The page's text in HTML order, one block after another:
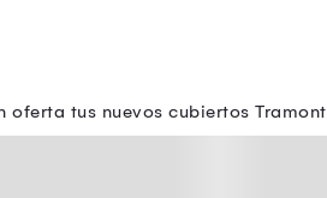
tus nuevos cubiertos